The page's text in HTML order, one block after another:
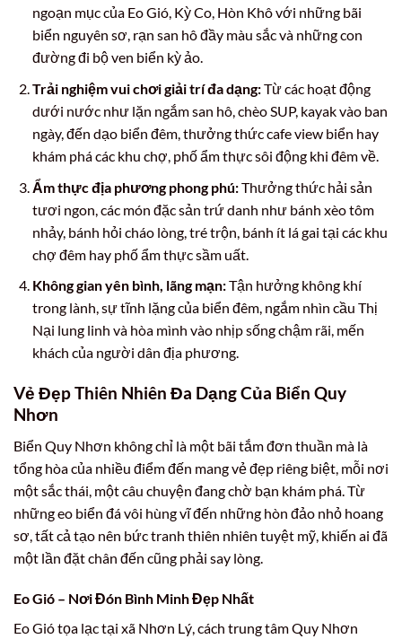
ngoạn mục của Eo Gió, Kỳ Co, Hòn Khô với những bãi
biển nguyên sơ, rạn san hô đầy màu sắc và những con
đường đi bộ ven biển kỳ ảo.
Trải nghiệm vui chơi giải trí đa dạng:Từ các hoạt động
dưới nước như lặn ngắm san hô, chèo SUP, kayak vào ban
ngày, đến dạo biển đêm, thưởng thức cafe view biển hay
khám phá các khu chợ, phố ẩm thực sôi động khi đêm về.
Ẩm thực địa phương phong phú:Thưởng thức hải sản
tươi ngon, các món đặc sản trứ danh như bánh xèo tôm
nhảy, bánh hỏi cháo lòng, tré trộn, bánh ít lá gai tại các khu
chợ đêm hay phố ẩm thực sầm uất.
Không gian yên bình, lãng mạn:Tận hưởng không khí
trong lành, sự tĩnh lặng của biển đêm, ngắm nhìn cầu Thị
Nại lung linh và hòa mình vào nhịp sống chậm rãi, mến
khách của người dân địa phương.
Vẻ Đẹp Thiên Nhiên Đa Dạng Của Biển Quy
Nhơn
Biển Quy Nhơn không chỉ là một bãi tắm đơn thuần mà là
tổng hòa của nhiều điểm đến mang vẻ đẹp riêng biệt, mỗi nơi
một sắc thái, một câu chuyện đang chờ bạn khám phá. Từ
những eo biển đá vôi hùng vĩ đến những hòn đảo nhỏ hoang
sơ, tất cả tạo nên bức tranh thiên nhiên tuyệt mỹ, khiến ai đã
một lần đặt chân đến cũng phải say lòng.
Eo Gió – Nơi Đón Bình Minh Đẹp Nhất
Eo Gió tọa lạc tại xã Nhơn Lý, cách trung tâm Quy Nhơn